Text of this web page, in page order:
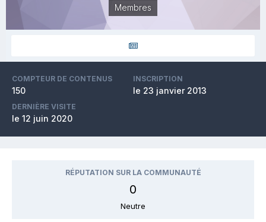
Membres
COMPTEUR DE CONTENUS
150
INSCRIPTION
le 23 janvier 2013
DERNIÈRE VISITE
le 12 juin 2020
RÉPUTATION SUR LA COMMUNAUTÉ
0
Neutre